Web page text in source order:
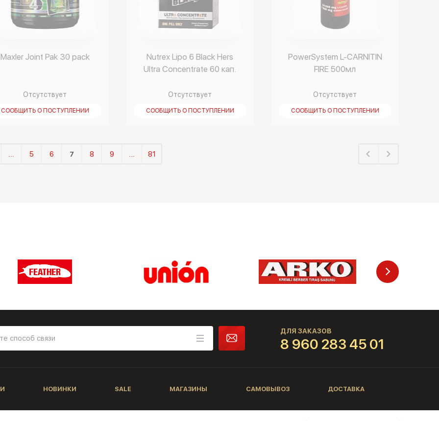
Maxler Joint Pak 30 pack
Отсутствует
СООБЩИТЬ О ПОСТУПЛЕНИИ
Nutrex Lipo 6 Black Hers
Ultra Concentrate 60 кап.
Отсутствует
СООБЩИТЬ О ПОСТУПЛЕНИИ
PowerSystem L-CARNITIN
FIRE 500мл
Отсутствует
СООБЩИТЬ О ПОСТУПЛЕНИИ
... 5 6 7 8 9 ... 81
ДЛЯ ЗАКАЗОВ
8 960 283 45 01
НОВИНКИ SALE МАГАЗИНЫ САМОВЫВОЗ ДОСТАВКА